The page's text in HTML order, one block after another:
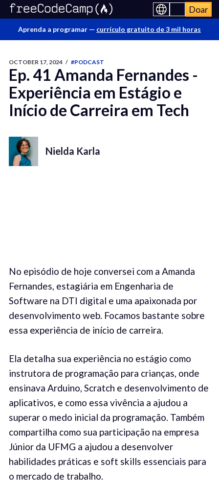
Doar
Aprenda a programar — currículo gratuito de 3 mil horas
OCTOBER 17, 2024 / #PODCAST
Ep. 41 Amanda Fernandes -
Experiência em Estágio e
Início de Carreira em Tech
Nielda Karla
No episódio de hoje conversei com a Amanda
Fernandes, estagiária em Engenharia de
Software na DTI digital e uma apaixonada por
desenvolvimento web. Focamos bastante sobre
essa experiência de início de carreira.
Ela detalha sua experiência no estágio como
instrutora de programação para crianças, onde
ensinava Arduino, Scratch e desenvolvimento de
aplicativos, e como essa vivência a ajudou a
superar o medo inicial da programação. Também
compartilha como sua participação na empresa
Júnior da UFMG a ajudou a desenvolver
habilidades práticas e soft skills essenciais para
o mercado de trabalho.